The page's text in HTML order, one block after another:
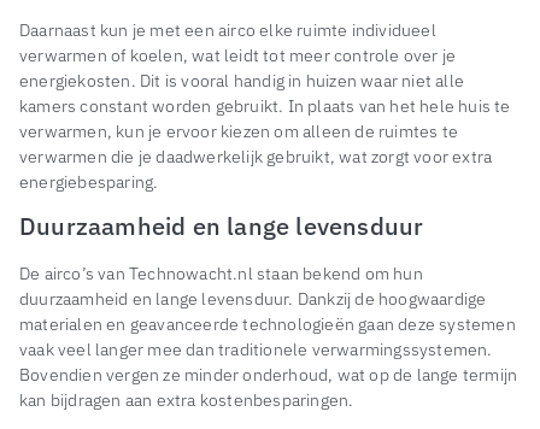
Daarnaast kun je met een airco elke ruimte individueel
verwarmen of koelen, wat leidt tot meer controle over je
energiekosten. Dit is vooral handig in huizen waar niet alle
kamers constant worden gebruikt. In plaats van het hele huis te
verwarmen, kun je ervoor kiezen om alleen de ruimtes te
verwarmen die je daadwerkelijk gebruikt, wat zorgt voor extra
energiebesparing.
Duurzaamheid en lange levensduur
De airco’s van Technowacht.nl staan bekend om hun
duurzaamheid en lange levensduur. Dankzij de hoogwaardige
materialen en geavanceerde technologieën gaan deze systemen
vaak veel langer mee dan traditionele verwarmingssystemen.
Bovendien vergen ze minder onderhoud, wat op de lange termijn
kan bijdragen aan extra kostenbesparingen.